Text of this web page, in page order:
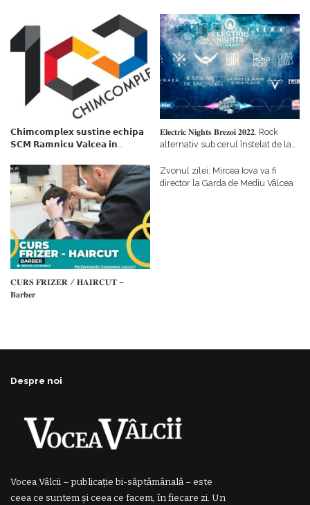
𝗖𝗵𝗶𝗺𝗰𝗼𝗺𝗽𝗹𝗲𝘅 𝘀𝘂𝘀𝘁𝗶𝗻𝗲 𝗲𝗰𝗵𝗶𝗽𝗮
𝗦𝗖𝗠 𝗥𝗮𝗺𝗻𝗶𝗰𝘂 𝗩𝗮𝗹𝗰𝗲𝗮 𝗶𝗻
𝗳𝗶𝗻𝗮𝗻𝘁𝗮𝘁𝗼𝗿
𝐄𝐥𝐞𝐜𝐭𝐫𝐢𝐜 𝐍𝐢𝐠𝐡𝐭𝐬 𝐁𝐫𝐞𝐳𝐨𝐢 𝟐𝟎𝟐𝟐. Rock
alternativ sub cerul înstelat de la
𝐂𝐔𝐑𝐒 𝐅𝐑𝐈𝐙𝐄𝐑 / 𝐇𝐀𝐈𝐑𝐂𝐔𝐓 –
𝐁𝐚𝐫𝐛𝐞𝐫
Zvonul zilei: Mircea Iova va fi
director la Garda de Mediu Vâlcea
Despre noi
Vocea Vâlcii – publicație bi-săptămânală – este
ceea ce suntem și ceea ce facem, în fiecare zi. Un